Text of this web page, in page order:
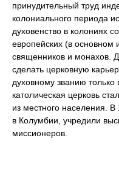
принудительный труд
колониального периода
духовенство в колониях
европейских (в основном
священников и монахов.
сделать церковную
духовному званию только
католическая церковь
из местного населения.
в Колумбии, учредили
миссионеров.